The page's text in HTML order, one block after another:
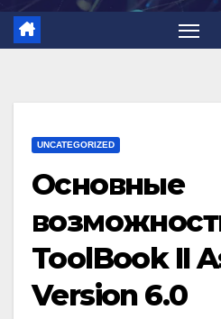
UNCATEGORIZED
Основные
ToolBook II
Version 6.0